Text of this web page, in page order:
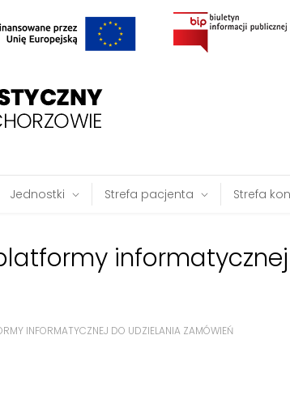
Jednostki Strefa pacjenta Strefa
INFORMATYCZNEJ DO UDZIELANIA ZAMÓWIEŃ